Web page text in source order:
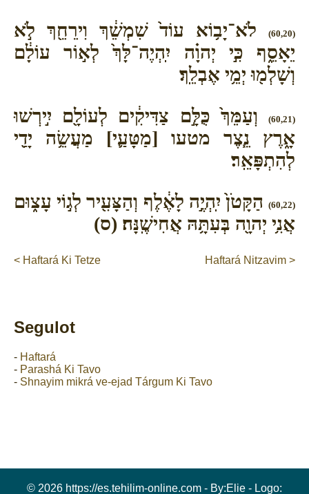
(60,20)
לֹא־יָב֥וֹא עוֹד֙ שִׁמְשֵׁ֔ךְ וִירֵחֵ֖ךְ לֹ֣א
יֵאָסֵ֑ף כִּ֣י יְהוָ֗ה יִֽהְיֶה־לָּךְ֙ לְא֣וֹר עוֹלָ֔ם
וְשָׁלְמ֖וּ יְמֵ֥י אֶבְלֵֽךְ׃
(60,21)
וְעַמֵּךְ֙ כֻּלָּ֣ם צַדִּיקִ֔ים לְעוֹלָ֖ם יִ֣ירְשׁוּ
אָ֑רֶץ נֵ֧צֶר מטעו [מַטָּעַ֛י] מַעֲשֵׂ֥ה יָדַ֖י
לְהִתְפָּאֵֽר׃
(60,22)
הַקָּטֹן֙ יִֽהְיֶ֣ה לָאֶ֔לֶף וְהַצָּעִ֖יר לְג֣וֹי עָצ֑וּם
אֲנִ֥י יְהוָ֖ה בְּעִתָּ֥הּ אֲחִישֶֽׁנָּה׃ (ס)
< Haftará Ki Tetze Haftará Nitzavim >
Segulot
- Haftará
- Parashá Ki Tavo
- Shnayim mikrá ve-ejad Tárgum Ki Tavo
© 2026 https://es.tehilim-online.com - By:Elie - Logo: